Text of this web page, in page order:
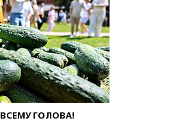
ГОЛОВА!